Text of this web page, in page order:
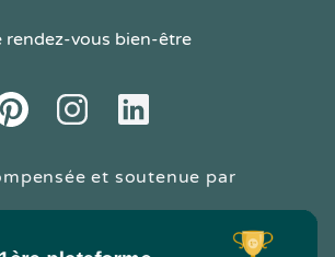
rendez-vous bien-être
InstagramLinkedIn
et soutenue par